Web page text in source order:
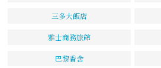
三多大飯店
雅士商務旅館
巴黎香舍